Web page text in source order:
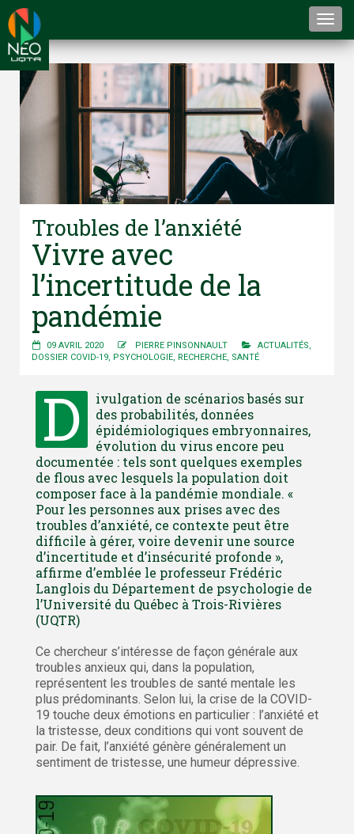
Troubles de l’anxiété
Vivre avec
l’incertitude de la
pandémie
09 AVRIL 2020 PIERRE PINSONNAULT ACTUALITÉS,
DOSSIER COVID-19, PSYCHOLOGIE, RECHERCHE, SANTÉ
D
ivulgation de scénarios basés sur
des probabilités, données
épidémiologiques embryonnaires,
évolution du virus encore peu
documentée : tels sont quelques exemples
de flous avec lesquels la population doit
composer face à la pandémie mondiale. «
Pour les personnes aux prises avec des
troubles d’anxiété, ce contexte peut être
difficile à gérer, voire devenir une source
d’incertitude et d’insécurité profonde »,
affirme d’emblée le professeur Frédéric
Langlois du Département de psychologie de
l’Université du Québec à Trois-Rivières
(UQTR)
Ce chercheur s’intéresse de façon générale aux
troubles anxieux qui, dans la population,
représentent les troubles de santé mentale les
plus prédominants. Selon lui, la crise de la COVID-
19 touche deux émotions en particulier : l’anxiété et
la tristesse, deux conditions qui vont souvent de
pair. De fait, l’anxiété génère généralement un
sentiment de tristesse, une humeur dépressive.